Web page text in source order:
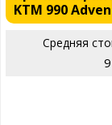
KTM 990
Средняя